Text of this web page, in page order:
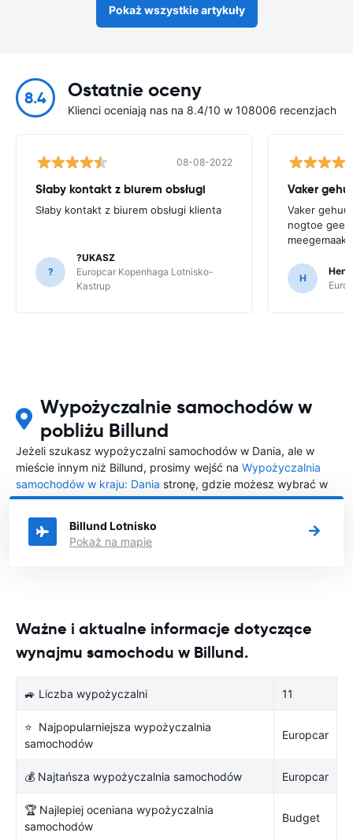
Pokaż wszystkie artykuły
8.4 Ostatnie oceny
Klienci oceniają nas na 8.4/10 w 108006 recenzjach
08-08-2022
Słaby kontakt z biurem obsługi
Słaby kontakt z biurem obsługi klienta
?
?UKASZ
Europcar Kopenhaga Lotnisko-
Kastrup
Vaker
Vaker
nogtoe
meegemaakt.
H
Wypożyczalnie samochodów w
pobliżu Billund
Jeżeli szukasz wypożyczalni samochodów w Dania, ale w
mieście innym niż Billund, prosimy wejść na Wypożyczalnia
samochodów w kraju: Dania stronę, gdzie możesz wybrać w
którym mieście w Dania chciałabyś wypożyczyć samochód.
Billund Lotnisko
Pokaż na mapie
Ważne i aktualne informacje dotyczące
wynajmu samochodu w Billund.
🚙 Liczba wypożyczalni 11
⭐ Najpopularniejsza wypożyczalnia
samochodów
Europcar
💰 Najtańsza wypożyczalnia samochodów Europcar
🏆 Najlepiej oceniana wypożyczalnia
samochodów
Budget